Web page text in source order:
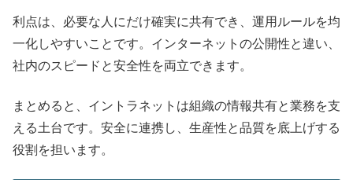
利点は、必要な人にだけ確実に共有でき、運用ルールを均
一化しやすいことです。インターネットの公開性と違い、
社内のスピードと安全性を両立できます。
まとめると、イントラネットは組織の情報共有と業務を支
える土台です。安全に連携し、生産性と品質を底上げする
役割を担います。